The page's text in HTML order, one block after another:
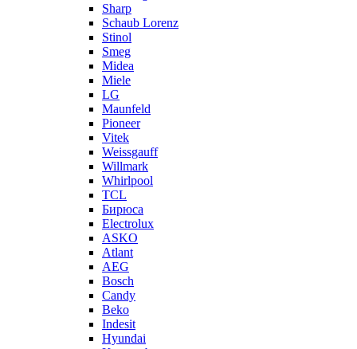
Sharp
Schaub Lorenz
Stinol
Smeg
Midea
Miele
LG
Maunfeld
Pioneer
Vitek
Weissgauff
Willmark
Whirlpool
TCL
Бирюса
Electrolux
ASKO
Atlant
AEG
Bosch
Candy
Beko
Indesit
Hyundai